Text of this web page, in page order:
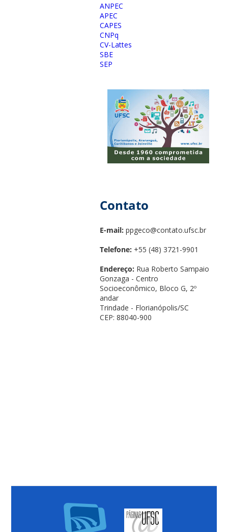
ANPEC
APEC
CAPES
CNPq
CV-Lattes
SBE
SEP
Contato
E-mail: ppgeco@contato.ufsc.br
Telefone: +55 (48) 3721-9901
Endereço: Rua Roberto Sampaio
Gonzaga - Centro
Socioeconômico, Bloco G, 2º
andar
Trindade - Florianópolis/SC
CEP: 88040-900